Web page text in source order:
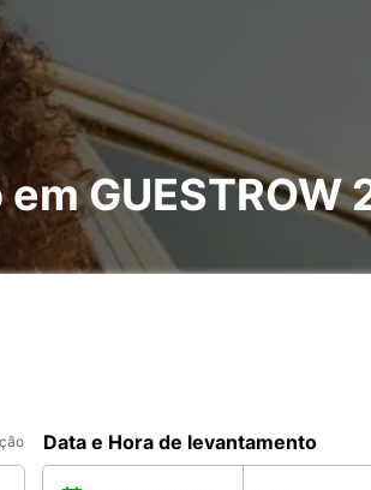
GUESTROW
Data e Hora de levantamento